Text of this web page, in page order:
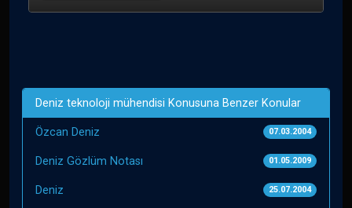
Deniz teknoloji mühendisi Konusuna Benzer Konular
Özcan Deniz 07.03.2004
Deniz Gözlüm Notası 01.05.2009
Deniz 25.07.2004